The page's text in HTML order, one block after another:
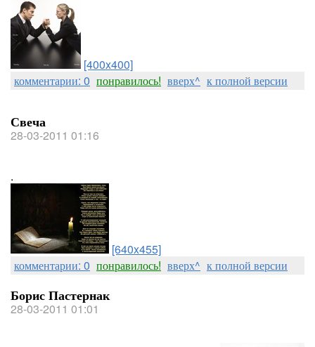
[400x400]
комментарии: 0 понравилось! вверх^ к полной версии
Свеча
28-03-2011 01:16
.
[640x455]
комментарии: 0 понравилось! вверх^ к полной версии
Борис Пастернак
28-03-2011 01:01